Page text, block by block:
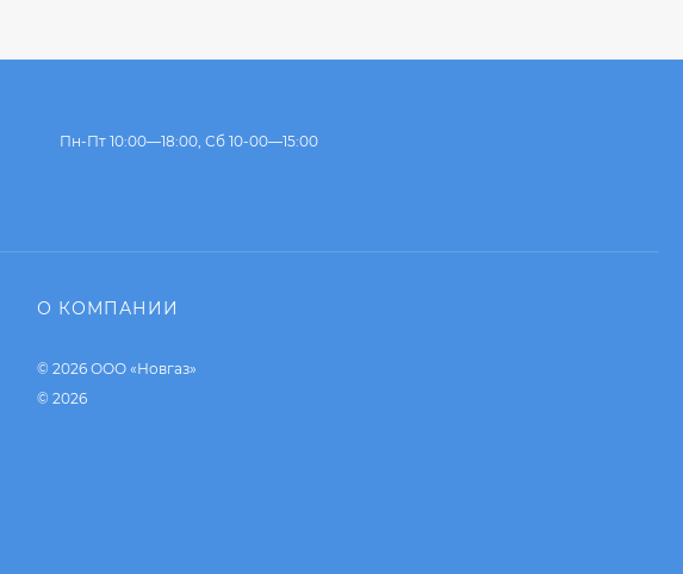
Пн-Пт 10:00—18:00, Сб 10-00—15:00
О КОМПАНИИ
© 2026 ООО «Новгаз»
© 2026